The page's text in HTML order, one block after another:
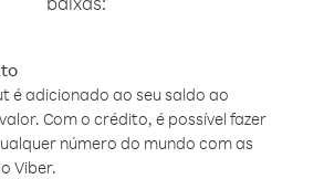
é adicionado ao seu saldo ao
Com o crédito, é possível fazer
número do mundo com as
Viber.